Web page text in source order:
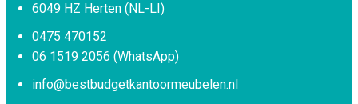
6049 HZ Herten (NL-LI)
0475 470152
06 1519 2056 (WhatsApp)
info@bestbudgetkantoormeubelen.nl